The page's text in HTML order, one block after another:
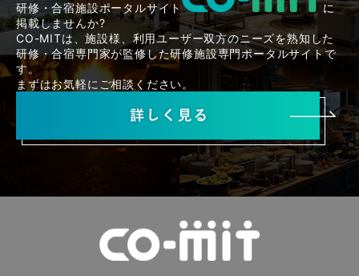
研修・合宿施設ポータルサイト
に
掲載しませんか?
CO-MITは、施設様、利用ユーザー双方のニーズを熟知した
研修・合宿専門家が監修した研修施設専門ポータルサイトで
す。
まずはお気軽にご相談ください。